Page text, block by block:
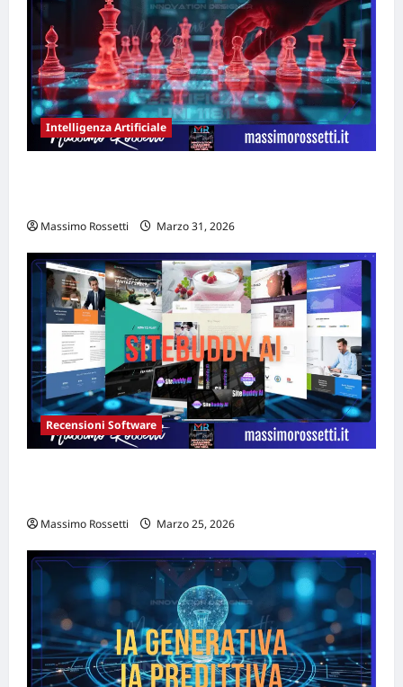
Intelligenza Artificiale
Massimo Rossetti Marzo 31, 2026
Recensioni Software
Massimo Rossetti Marzo 25, 2026